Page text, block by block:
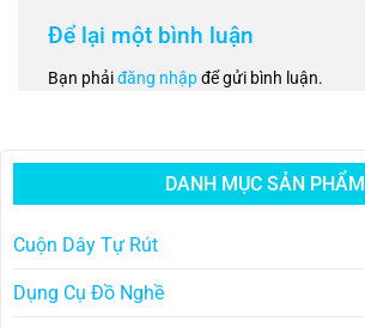
Để lại một bình luận
Bạn phảiđăng nhậpđể gửi bình luận.
DANH MỤC SẢN PHẨM
Cuộn Dây Tự Rút
Dụng Cụ Đồ Nghề